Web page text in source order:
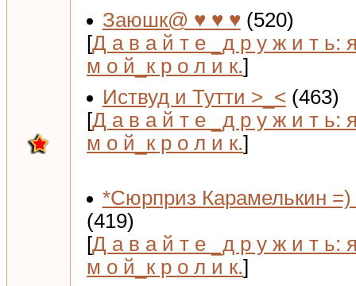
Заюшк@ ♥ ♥ ♥ (520)
[Д а в а й т е _д р у ж и т ь:
м о й_к р о л и к.]
Иствуд и Тутти >_< (463)
[Д а в а й т е _д р у ж и т ь:
м о й_к р о л и к.]
*Сюрприз Карамелькин =)
(419)
[Д а в а й т е _д р у ж и т ь:
м о й_к р о л и к.]